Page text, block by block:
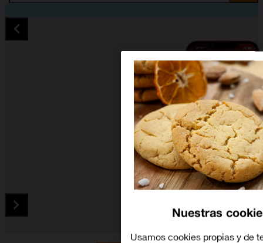
Diapositiva 1 de 5. Apple iPhone 13 - Red - imagen 1
Nuestras
Usamos cookies propias y de